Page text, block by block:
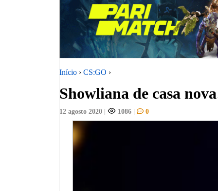
Início › CS:GO ›
Showliana de casa
12 agosto 2020 | 1086 | 0